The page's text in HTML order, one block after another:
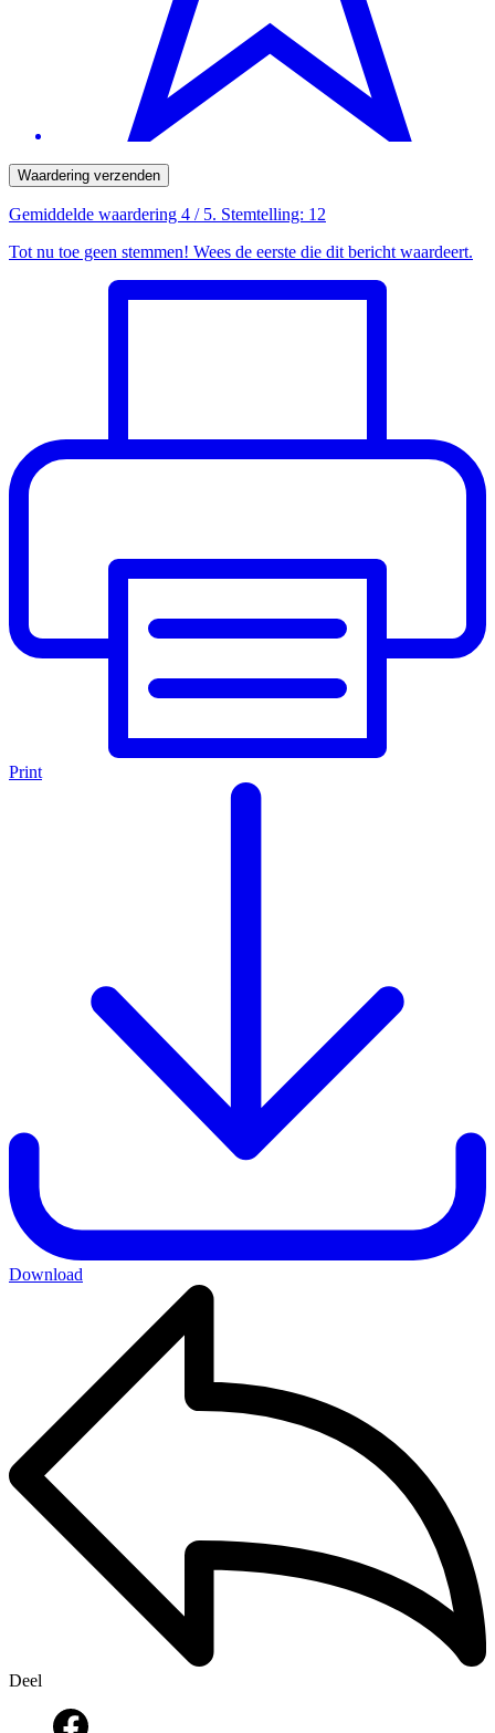
Waardering verzenden
Gemiddelde waardering 4 / 5. Stemtelling: 12
Tot nu toe geen stemmen! Wees de eerste die dit bericht waardeert.
Print
Download
Deel